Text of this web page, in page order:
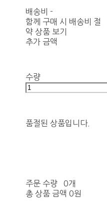
배송비 -
함께 구매 시 배송비 절
약 상품 보기
추가 금액
수량
품절된 상품입니다.
주문 수량
0개
총 상품 금액 0원